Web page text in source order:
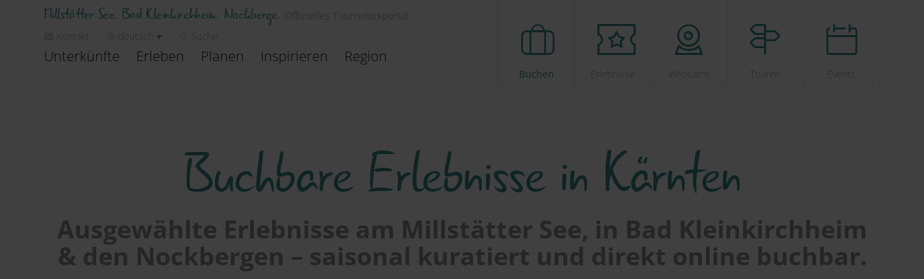
Millstätter See. Bad Kleinkirchheim. Nockberge.
Unterkünfte Erleben Planen Inspirieren Region
Buchen
Buchbare Erlebnisse in Kärnten
Ausgewählte Erlebnisse am Millstätter See, in Bad Kleinkirchheim
& den Nockbergen – saisonal kuratiert und direkt online buchbar.